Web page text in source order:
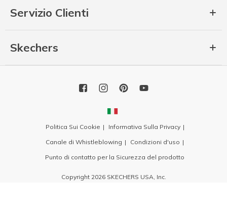
Servizio Clienti
Skechers
Politica Sui Cookie
Informativa Sulla Privacy
Canale di Whistleblowing
Condizioni d'uso
Punto di contatto per la Sicurezza del prodotto
Copyright 2026 SKECHERS USA, Inc.